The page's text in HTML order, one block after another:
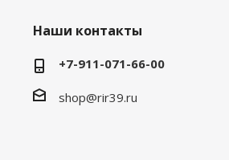
Наши контакты
+7-911-071-66-00
shop@rir39.ru